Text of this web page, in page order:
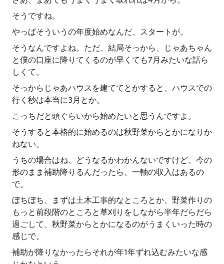
そうですね。
やっぱそういうの年度始めなんだ、スタートが。
そうなんですよね。ただ、結局そっから、じゃあちゃん
と僕の口座に降りてくるのが早くても7月みたいな話ら
しくて。
そっからじゃあハウスを建ててとかすると、ハウスでの
行く秒は本当に3月とか。
こっちだと頭ぐらいから始めたいと思うんですよ。
そうすると本格的に始めるのは秋野菜からとかになりか
ねない。
うちの場合はね、どうなるかわかんないですけど、今の
形のまま補助降りるんだったら、一軸の収入はあるの
で。
ぼちぼち、まずは土木工事的なところとか、野菜作りの
もっと前段階のところと草刈りをしながら半年だらだら
過ごして、秋野菜からとかになるのがうまくいった時の
感じで。
補助が降りなかったらそれが年1年ずれ込むみたいな感